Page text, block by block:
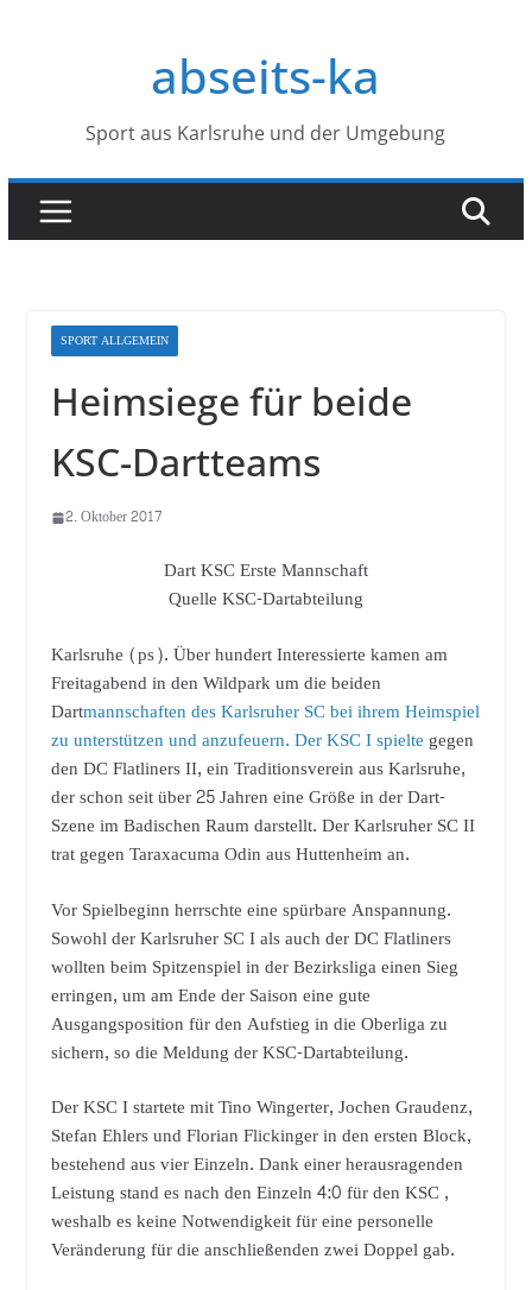
abseits-ka
Sport aus Karlsruhe und der Umgebung
SPORT ALLGEMEIN
Heimsiege für beide
KSC-Dartteams
2. Oktober 2017
Dart KSC Erste Mannschaft
Quelle KSC-Dartabteilung
Karlsruhe (ps). Über hundert Interessierte kamen am
Freitagabend in den Wildpark um die beiden
Dartmannschaften des Karlsruher SC bei ihrem Heimspiel
zu unterstützen und anzufeuern. Der KSC I spieltegegen
den DC Flatliners II, ein Traditionsverein aus Karlsruhe,
der schon seit über 25 Jahren eine Größe in der Dart-
Szene im Badischen Raum darstellt. Der Karlsruher SC II
trat gegen Taraxacuma Odin aus Huttenheim an.
Vor Spielbeginn herrschte eine spürbare Anspannung.
Sowohl der Karlsruher SC I als auch der DC Flatliners
wollten beim Spitzenspiel in der Bezirksliga einen Sieg
erringen, um am Ende der Saison eine gute
Ausgangsposition für den Aufstieg in die Oberliga zu
sichern, so die Meldung der KSC-Dartabteilung.
Der KSC I startete mit Tino Wingerter, Jochen Graudenz,
Stefan Ehlers und Florian Flickinger in den ersten Block,
bestehend aus vier Einzeln. Dank einer herausragenden
Leistung stand es nach den Einzeln 4:0 für den KSC ,
weshalb es keine Notwendigkeit für eine personelle
Veränderung für die anschließenden zwei Doppel gab.